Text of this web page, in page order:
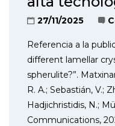
27/11/2025
Referencia a la
different lamellar
spherulite?”.
R. A.; Sebastián, V.;
Hadjichristidis, N.;
Communications,